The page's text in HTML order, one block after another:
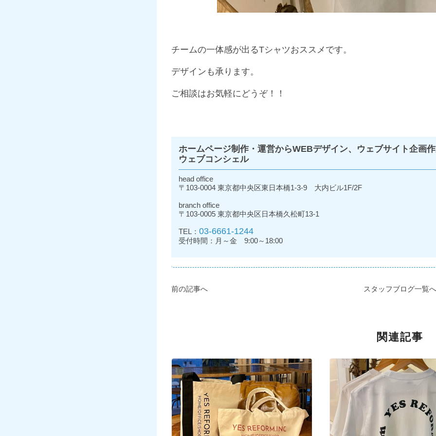
チームの一体感が出るTシャツおススメです。
デザインも承ります。
ご相談はお気軽にどうぞ！！
ホームページ制作・運営からWEBデザイン、ウェブサイト企画
ウェブコンシェル
head office
〒103-0004 東京都中央区東日本橋1-3-9 大内ビル1F/2F
branch office
〒103-0005 東京都中央区日本橋久松町13-1
TEL： 03-6661-1244
受付時間：月～金 9:00～18:00
前の記事へ スタッフブログ一覧へ
関連記事